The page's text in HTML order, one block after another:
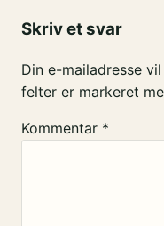
Skriv et svar
Din e-mailadresse
felter er markeret
Kommentar *